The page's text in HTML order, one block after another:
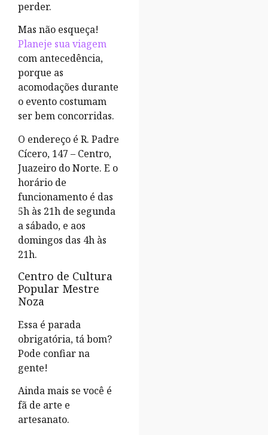
perder.
Mas não esqueça!
Planeje sua viagem
com antecedência,
porque as
acomodações durante
o evento costumam
ser bem concorridas.
O endereço é R. Padre
Cícero, 147 – Centro,
Juazeiro do Norte. E o
horário de
funcionamento é das
5h às 21h de segunda
a sábado, e aos
domingos das 4h às
21h.
Centro de Cultura
Popular Mestre
Noza
Essa é parada
obrigatória, tá bom?
Pode confiar na
gente!
Ainda mais se você é
fã de arte e
artesanato.